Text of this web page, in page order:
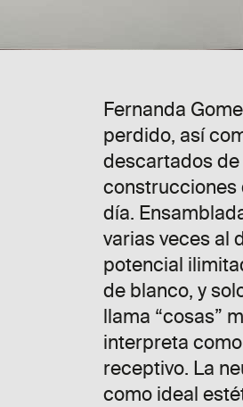
Fernanda
perdido, así
descartados
construcciones
día.
varias veces al
potencial
de blanco, y
llama “cosas”
interpreta
receptivo. La
como ideal